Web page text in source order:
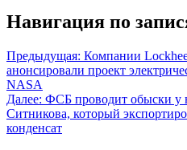
Навигация по
Предыдущая: Компании
анонсировали проект
NASA
Далее: ФСБ проводит обыски у
Ситникова, который
конденсат